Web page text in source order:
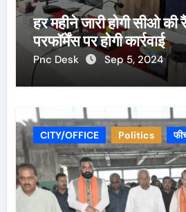
हर महीने जारी होगी सीओ
परफॉर्मेंस पर होगी कार्रवाई
Pnc Desk Sep 5, 2024
CITY/OFFICE Politics